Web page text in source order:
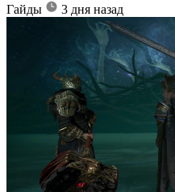
Гайды
3 дня назад